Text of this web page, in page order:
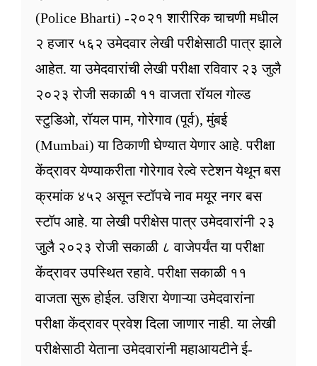
(Police Bharti) -२०२१ शारीरिक चाचणी मधील
२ हजार ५६२ उमेदवार लेखी परीक्षेसाठी पात्र झाले
आहेत. या उमेदवारांची लेखी परीक्षा रविवार २३ जुलै
२०२३ रोजी सकाळी ११ वाजता रॉयल गोल्ड
स्टुडिओ, रॉयल पाम, गोरेगाव (पूर्व), मुंबई
(Mumbai) या ठिकाणी घेण्यात येणार आहे. परीक्षा
केंद्रावर येण्याकरीता गोरेगाव रेल्वे स्टेशन येथून बस
क्रमांक ४५२ असून स्टॉपचे नाव मयूर नगर बस
स्टॉप आहे. या लेखी परीक्षेस पात्र उमेदवारांनी २३
जुलै २०२३ रोजी सकाळी ८ वाजेपर्यंत या परीक्षा
केंद्रावर उपस्थित रहावे. परीक्षा सकाळी ११
वाजता सुरू होईल. उशिरा येणाऱ्या उमेदवारांना
परीक्षा केंद्रावर प्रवेश दिला जाणार नाही. या लेखी
परीक्षेसाठी येताना उमेदवारांनी महाआयटीने ई-